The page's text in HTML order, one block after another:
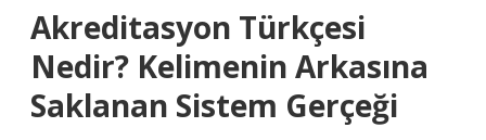
Akreditasyon Türkçesi
Nedir? Kelimenin Arkasına
Saklanan Sistem Gerçeği